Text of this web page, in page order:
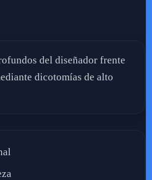
del diseñador frente
dicotomías de alto